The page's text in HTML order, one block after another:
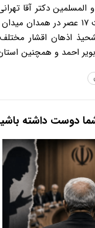
المسلمین دکتر آقا
جبهه از ساعت ۱۵ لغایت
اذهان اقشار مختلف
احمد و همچنین
دوست داشته